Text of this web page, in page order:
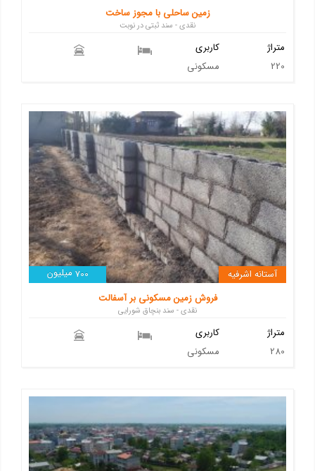
زمین ساحلی با مجوز ساخت
نقدی - سند ثبتی در نوبت
کاربری
مسکونی
متراژ
220
700 میلیون
آستانه اشرفیه
فروش زمین مسکونی بر آسفالت
نقدی - سند بنچاق شورایی
کاربری
مسکونی
متراژ
280